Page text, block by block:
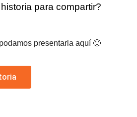
para compartir?
presentarla aquí 🙂